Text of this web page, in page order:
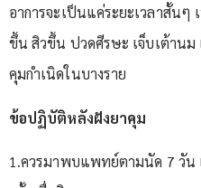
อาการจะเป็นแค่ระยะเวลาสั้น
ขึ้น สิวขึ้น ปวดศีรษะ เจ็บเต้าน
คุมกำเนิดในบางราย
ข้อปฏิบัติหลังฝังยาคุม
1.ควรมาพบแพทย์ตามนัด 7 วัน